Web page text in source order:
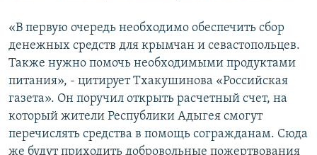
«В первую очередь необходимо обеспечить сбор
денежных средств для крымчан и севастопольцев.
Также нужно помочь необходимыми продуктами
питания», - цитирует Тхакушинова «Российская
газета». Он поручил открыть расчетный счет, на
который жители Республики Адыгея смогут
перечислять средства в помощь согражданам. Сюда
же будут приходить добровольные пожертвования